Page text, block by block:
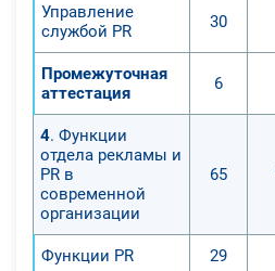
Управление
службой PR
30
Промежуточная
аттестация
6
4. Функции
отдела рекламы и
PR в
современной
организации
65
Функции PR 29